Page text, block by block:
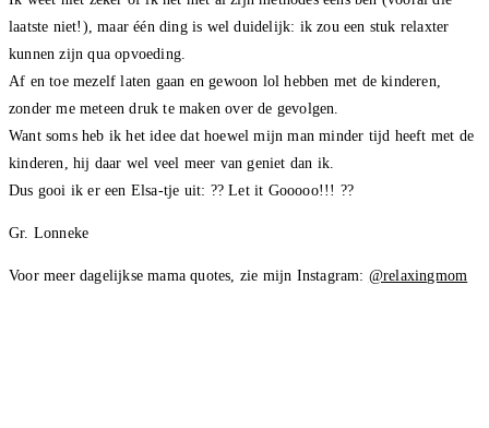
laatste niet!), maar één ding is wel duidelijk: ik zou een stuk relaxter
kunnen zijn qua opvoeding.
Af en toe mezelf laten gaan en gewoon lol hebben met de kinderen,
zonder me meteen druk te maken over de gevolgen.
Want soms heb ik het idee dat hoewel mijn man minder tijd heeft met de
kinderen, hij daar wel veel meer van geniet dan ik.
Dus gooi ik er een Elsa-tje uit: ?? Let it Gooooo!!! ??
Gr. Lonneke
Voor meer dagelijkse mama quotes, zie mijn Instagram: @relaxingmom